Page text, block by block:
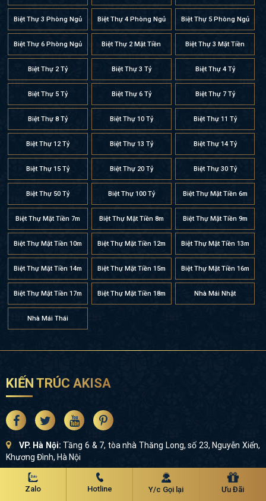
Biệt Thự 3 Phòng Ngủ Biệt Thự 4 Phòng Ngủ Biệt Thự 5 Phòng Ngủ
Biệt Thự 6 Phòng Ngủ Biệt Thự 2 Mặt Tiền Biệt Thự 3 Mặt Tiền
Biệt Thự 2 Tỷ Biệt Thự 3 Tỷ Biệt Thự 4 Tỷ
Biệt Thự 5 Tỷ Biệt Thự 6 Tỷ Biệt Thự 7 Tỷ
Biệt Thự 8 Tỷ Biệt Thự 10 Tỷ Biệt Thự 11 Tỷ
Biệt Thự 12 Tỷ Biệt Thự 13 Tỷ Biệt Thự 14 Tỷ
Biệt Thự 15 Tỷ Biệt Thự 20 Tỷ Biệt Thự 30 Tỷ
Biệt Thự 50 Tỷ Biệt Thự 100 Tỷ Biệt Thự Mặt Tiền 6m
Biệt Thự Mặt Tiền 7m Biệt Thự Mặt Tiền 8m Biệt Thự Mặt Tiền 9m
Biệt Thự Mặt Tiền 10m Biệt Thự Mặt Tiền 12m Biệt Thự Mặt Tiền 13m
Biệt Thự Mặt Tiền 14m Biệt Thự Mặt Tiền 15m Biệt Thự Mặt Tiền 16m
Biệt Thự Mặt Tiền 17m Biệt Thự Mặt Tiền 18m Nhà Mái Nhật
Nhà Mái Thái
KIẾN TRÚC AKISA
VP. Hà Nội:Tầng 6 & 7, tòa nhà Thăng Long, số 23, Nguyễn Xiển,
Khương Đình, Hà Nội
Xưởng SX Nội thất 1:Đội 1, Cao Sơn, Chương Mỹ, Hà Nội
Xưởng SX Nội thất 2:Tân Phong, Đan Phượng, Hà Nội
Zalo Hotline Y/c Gọi lại Ưu Đãi